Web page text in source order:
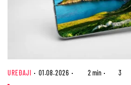
UREĐAJI 01.08.2026 2 min 3